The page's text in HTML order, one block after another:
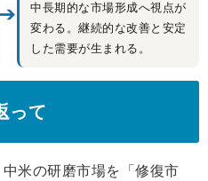
➔
中長期的な市場形成へ視点が
変わる。継続的な改善と安定
した需要が生まれる。
って
米の研磨市場を「修復市